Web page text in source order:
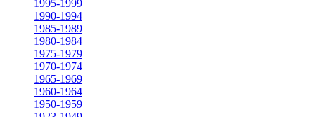
1995-1999
1990-1994
1985-1989
1980-1984
1975-1979
1970-1974
1965-1969
1960-1964
1950-1959